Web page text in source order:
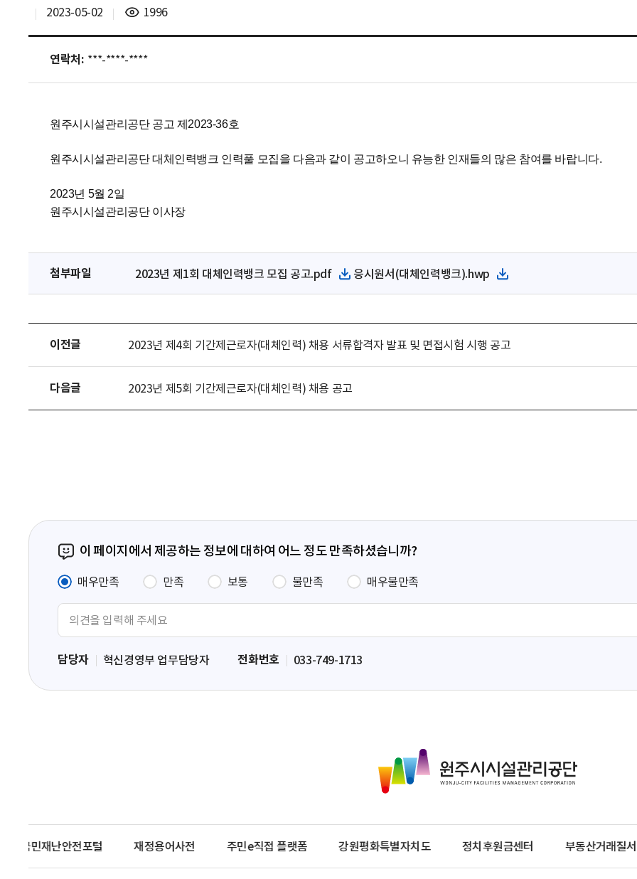
2023-05-02
조
1996
연락처: ***-****-****
원주시시설관리공단 공고 제2023-36호
원주시시설관리공단 대체인력뱅크 인력풀 모집을 다음과 같이 공고하오니 유능한 인재들의 많은 참여를 바랍니다.
2023년 5월 2일
원주시시설관리공단 이사장
첨부파일 2023년 제1회 대체인력뱅크 모집 공고.pdf 파
일
운
로
응시원서(대체인력뱅크).hwp 파
일
운
로
이전글 2023년 제4회 기간제근로자(대체인력) 채용 서류합격자 발표 및 면접시험 시행 공고
다음글 2023년 제5회 기간제근로자(대체인력) 채용 공고
이 페이지에서 제공하는 정보에 대하여 어느 정도 만족하셨습니까?
매우만족 만족 보통 불만족 매우불만족
력
담당자 혁신경영부 업무담당자 전화번호 033-749-1713
주
시
설
관
리
국민재난안전포털 재정용어사전 주민e직접 플랫폼 강원평화특별자치도 정치후원금센터 부동산거래질